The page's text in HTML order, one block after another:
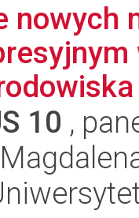
nowych
10 ,